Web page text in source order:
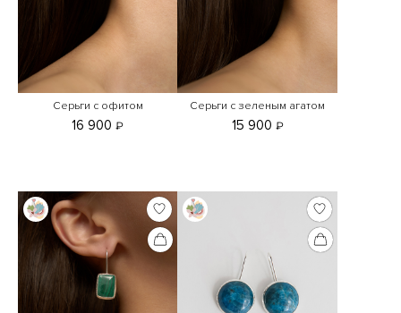
Серьги с офитом
16 900₽
Серьги с зеленым агатом
15 900 ₽